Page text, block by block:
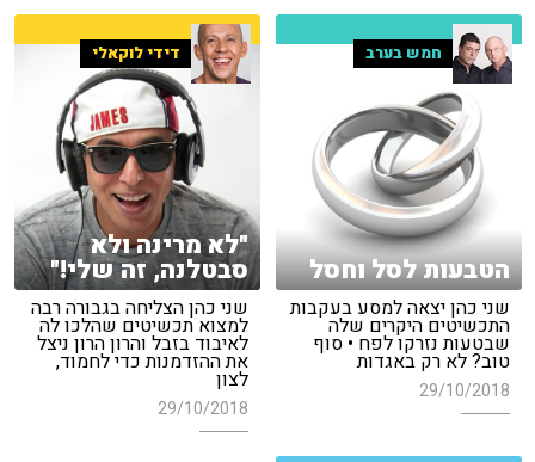
חמש בערב
הטבעות לסל וחסל
שני כהן יצאה למסע בעקבות
התכשיטים היקרים שלה
שבטעות נזרקו לפח • סוף
טוב? לא רק באגדות
29/10/2018
דידי לוקאלי
"לא מרינה ולא
סבטלנה, זה שלי!"
שני כהן הצליחה בגבורה רבה
למצוא תכשיטים שהלכו לה
לאיבוד בזבל והרון הרון ניצל
את ההזדמנות כדי לחמוד,
לצון
29/10/2018